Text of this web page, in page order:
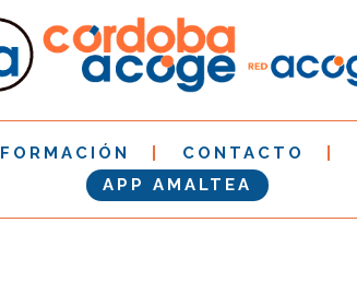
FORMACIÓN CONTACTO
APP AMALTEA